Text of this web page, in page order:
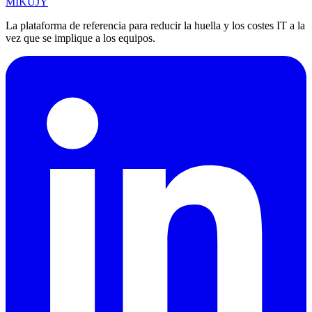
La plataforma de referencia para reducir la huella y los costes IT a la
vez que se implique a los equipos.